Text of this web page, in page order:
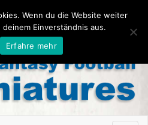
Wenn du die Website weiter
Einverständnis aus.
Erfahre mehr